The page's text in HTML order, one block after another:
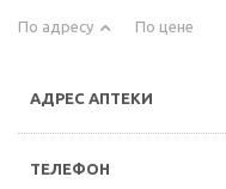
По адресу По цене